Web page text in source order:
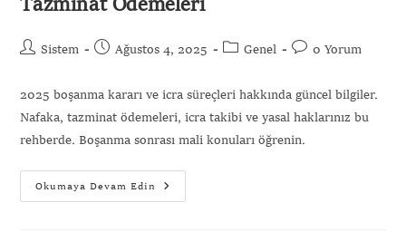
Tazminat Ödemeleri
Sistem Ağustos 4, 2025 Genel 0 Yorum
2025 boşanma kararı ve icra süreçleri hakkında güncel bilgiler.
Nafaka, tazminat ödemeleri, icra takibi ve yasal haklarınız bu
rehberde. Boşanma sonrası mali konuları öğrenin.
Okumaya Devam Edin